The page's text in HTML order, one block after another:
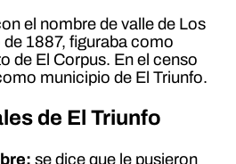
el nombre de valle de Los
1887, figuraba como
de El Corpus. En el censo
municipio de El Triunfo.
de El Triunfo
se dice que le pusieron